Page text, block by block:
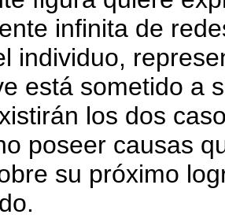
infinita de
individuo,
está sometido a
los dos
poseer causas
su próximo